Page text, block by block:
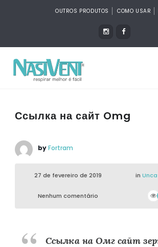
OUTROS PRODUTOS COMO USAR
Ссылка на сайт Omg
byFortram
27 de fevereiro de 2019 in
Nenhum comentário
Ссылка на Омг сайт